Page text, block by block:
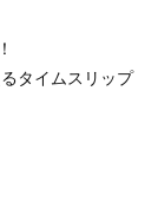
タイムスリップ